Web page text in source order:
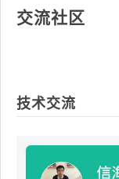
交流社区
技术交流